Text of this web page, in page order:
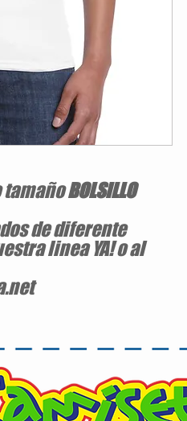
tamañoBOLSILLO
de diferente
linea YA! o al